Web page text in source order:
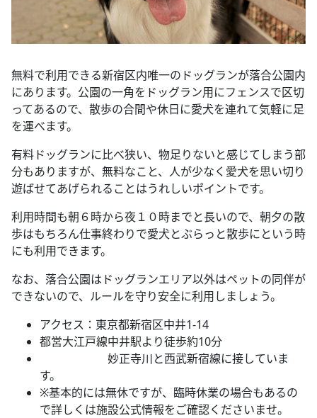
無料で利用できる新宿区内唯一のドッグランが落合公園内
にあります。公園の一角をドッグラン用にフェンスで区切
ってあるので、散歩の合間や休日に愛犬を連れて気軽に足
を運べます。
有料ドッグランに比べ狭い、物足りないと感じてしまう部
分もありますが、無料なこと、人が少なく愛犬を思い切り
遊ばせてあげられることはうれしいポイントです。
利用時間も朝６時から夜１０時までと長いので、朝夕の散
歩はもちろん仕事終わりで愛犬とぶらっと散歩にという時
にも利用できます。
なお、落合公園はドッグランエリア以外はペットの同伴が
できないので、ルールを守り安全に利用しましょう。
アクセス：東京都新宿区中井1-14
都営大江戸線中井駅より徒歩約10分
妙正寺川と西武新宿線に接していま
す。
※基本的には無休ですが、臨時休業の場合もあるの
で詳しくは施設公式情報をご確認くださいませ。